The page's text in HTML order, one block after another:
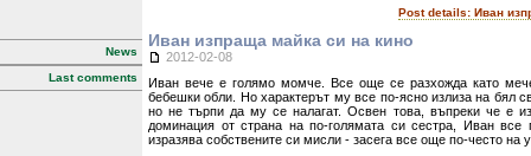
News
Last comments
Post details: Иван
Иван изпраща майка си на кино
2012-02-08
Иван вече е голямо момче. Все още се разхожда като
бебешки обли. Но характерът му все по-ясно излиза на бял
но не търпи да му се налагат. Освен това, въпреки че е
доминация от страна на по-голямата си сестра, Иван все
изразява собствените си мисли - засега все още по-често на